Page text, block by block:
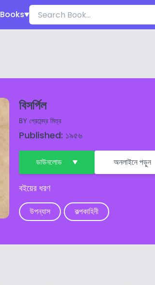
Books
বিসর্পিল
BY প্রেমেন্দ্র মিত্র
Published: ১৯৫৬
ডাউনলোড অনলাইনে পড়ুন
বইয়ের ধরণ
উপন্যাস কল্পকাহিনী